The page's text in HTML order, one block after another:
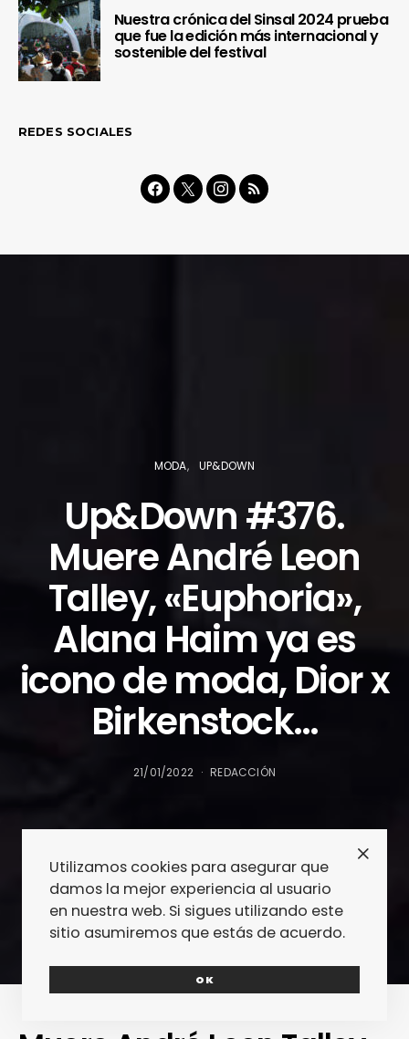
Nuestra crónica del Sinsal 2024 prueba
que fue la edición más internacional y
sostenible del festival
REDES SOCIALES
MODA UP&DOWN
Up&Down #376.
Muere André Leon
Talley, «Euphoria»,
Alana Haim ya es
icono de moda, Dior x
Birkenstock…
21/01/2022 REDACCIÓN
Utilizamos cookies para asegurar que
damos la mejor experiencia al usuario
en nuestra web. Si sigues utilizando este
sitio asumiremos que estás de acuerdo.
OK